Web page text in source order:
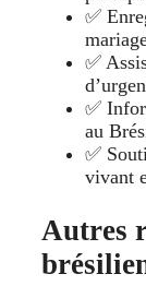
✅
✅
✅
au
✅
vivant
Autres